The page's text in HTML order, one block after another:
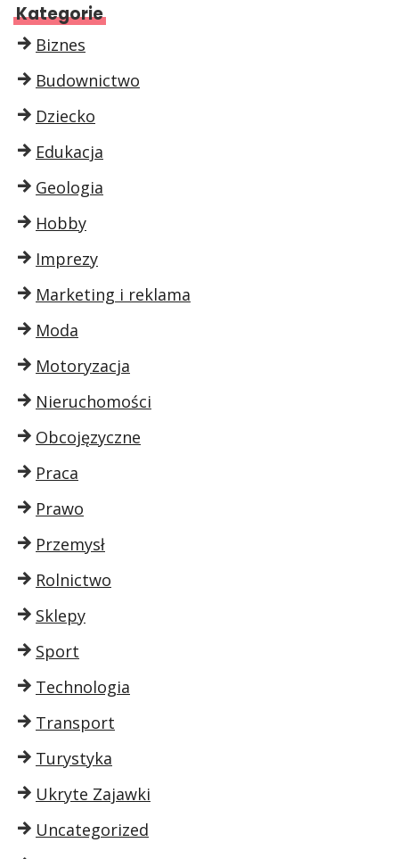
Kategorie
Biznes
Budownictwo
Dziecko
Edukacja
Geologia
Hobby
Imprezy
Marketing i reklama
Moda
Motoryzacja
Nieruchomości
Obcojęzyczne
Praca
Prawo
Przemysł
Rolnictwo
Sklepy
Sport
Technologia
Transport
Turystyka
Ukryte Zajawki
Uncategorized